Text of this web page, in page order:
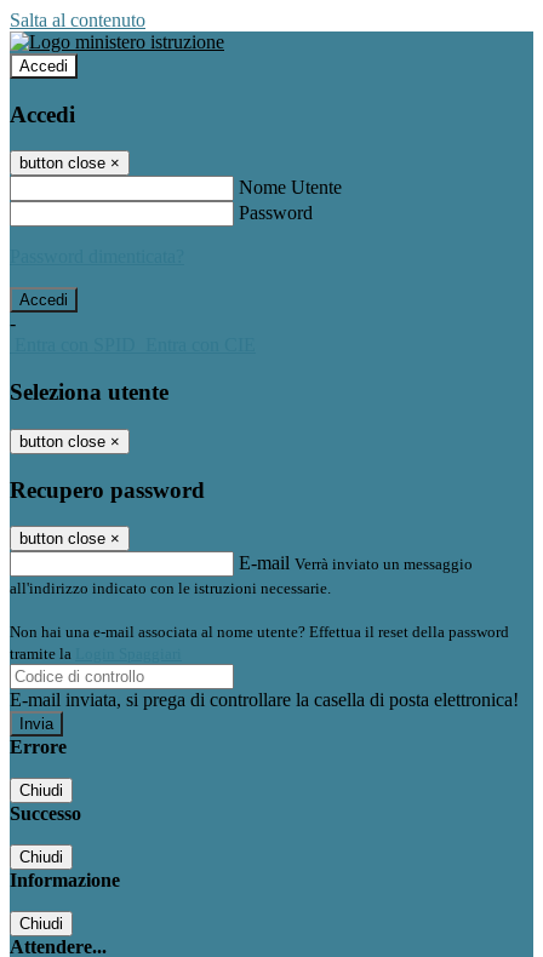
Salta al contenuto
Accedi
Accedi
button close ×
Nome Utente
Password
-
Seleziona utente
button close ×
Recupero password
button close ×
E-mail Verrà inviato un messaggio
all'indirizzo indicato con le istruzioni necessarie.
Non hai una e-mail associata al nome utente? Effettua il reset della password
tramite la
E-mail inviata, si prega di controllare la casella di posta elettronica!
Errore
Chiudi
Successo
Chiudi
Informazione
Chiudi
Attendere...